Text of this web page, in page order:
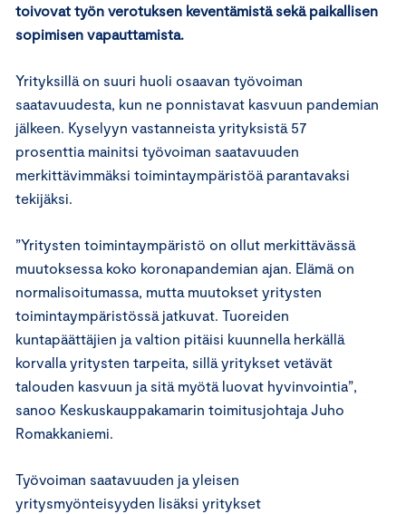
toivovat työn verotuksen keventämistä sekä paikallisen
sopimisen vapauttamista.
Yrityksillä on suuri huoli osaavan työvoiman
saatavuudesta, kun ne ponnistavat kasvuun pandemian
jälkeen. Kyselyyn vastanneista yrityksistä 57
prosenttia mainitsi työvoiman saatavuuden
merkittävimmäksi toimintaympäristöä parantavaksi
tekijäksi.
”Yritysten toimintaympäristö on ollut merkittävässä
muutoksessa koko koronapandemian ajan. Elämä on
normalisoitumassa, mutta muutokset yritysten
toimintaympäristössä jatkuvat. Tuoreiden
kuntapäättäjien ja valtion pitäisi kuunnella herkällä
korvalla yritysten tarpeita, sillä yritykset vetävät
talouden kasvuun ja sitä myötä luovat hyvinvointia”,
sanoo Keskuskauppakamarin toimitusjohtaja Juho
Romakkaniemi.
Työvoiman saatavuuden ja yleisen
yritysmyönteisyyden lisäksi yritykset